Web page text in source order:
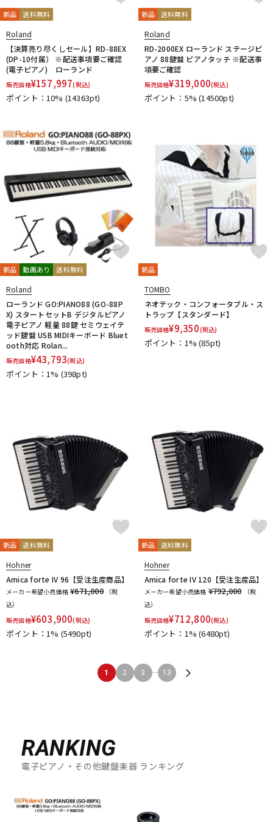
新品 送料無料
Roland
【決算売り尽くしセール】RD-88EX
(DP-10付属） ※配送事項要ご確認
(電子ピアノ) ローランド
販売価格¥157,997(税込)
ポイント：10% (14363pt)
新品 送料無料
Roland
RD-2000EX ローランド ステージピ
アノ 88鍵盤 ピアノタッチ ※配送事
項要ご確認
販売価格¥319,000(税込)
ポイント：5%(14500pt)
新品 動画あり 送料無料
Roland
ローランド GO:PIANO88 (GO-88P
X) スタートセットB デジタルピアノ
電子ピアノ 軽量 88鍵 セミウェイテ
ッド鍵盤 USB MIDIキーボード Bluet
ooth対応 Rolan...
販売価格¥43,793(税込)
ポイント：1% (398pt)
新品
TOMBO
ネオテック・コンフォータブル・ス
トラップ【スタンダード】
販売価格¥9,350(税込)
ポイント：1%(85pt)
新品 送料無料
Hohner
Amica forte IV 96【受注生産商品】
メーカー希望小売価格 ¥671,000
（税
込）
販売価格¥603,900(税込)
ポイント：1% (5490pt)
新品 送料無料
Hohner
Amica forte IV 120【受注生産品】
メーカー希望小売価格 ¥792,000
（税
込）
販売価格¥712,800(税込)
ポイント：1%(6480pt)
1 2 3 ... 13
RANKING
電子ピアノ・その他鍵盤楽器 ランキング